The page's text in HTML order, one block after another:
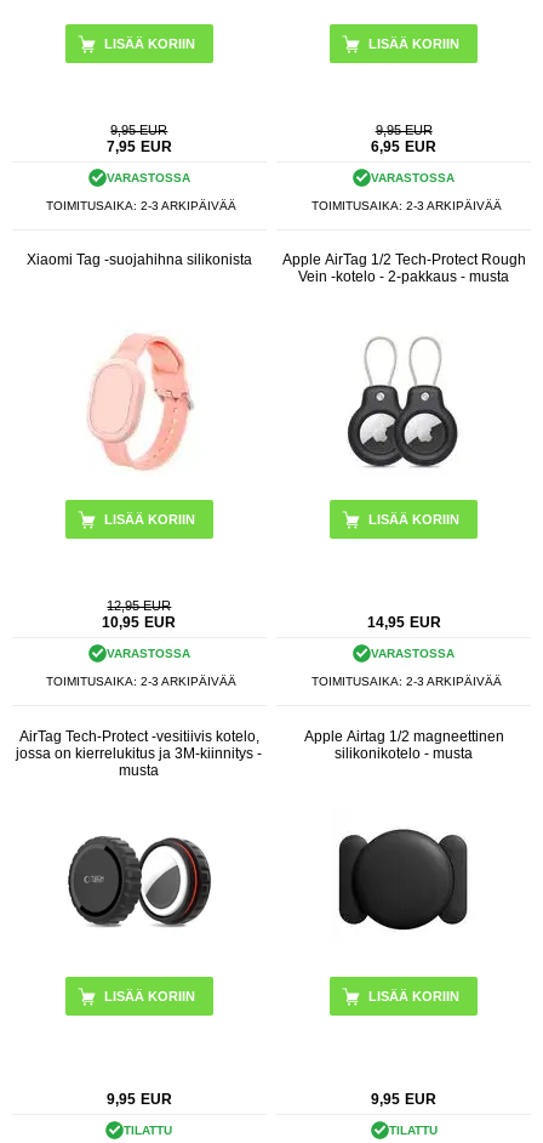
LISÄÄ KORIIN
9,95 EUR
7,95 EUR
VARASTOSSA
TOIMITUSAIKA: 2-3 ARKIPÄIVÄÄ
9,95 EUR
6,95 EUR
VARASTOSSA
TOIMITUSAIKA: 2-3 ARKIPÄIVÄÄ
Xiaomi Tag -suojahihna silikonista
LISÄÄ KORIIN
12,95 EUR
10,95 EUR
VARASTOSSA
TOIMITUSAIKA: 2-3 ARKIPÄIVÄÄ
Apple AirTag 1/2 Tech-Protect Rough
Vein -kotelo - 2-pakkaus - musta
14,95 EUR
VARASTOSSA
TOIMITUSAIKA: 2-3 ARKIPÄIVÄÄ
AirTag Tech-Protect -vesitiivis kotelo,
jossa on kierrelukitus ja 3M-kiinnitys -
musta
9,95 EUR
TILATTU
Apple Airtag 1/2 magneettinen
silikonikotelo - musta
9,95 EUR
TILATTU